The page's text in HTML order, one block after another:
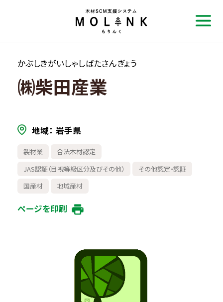
かぶしきがいしゃしばたさんぎょう
㈱柴田産業
地域 岩手県
製材業
合法木材認定
JAS認証（目視等級区分及びその他）
その他認定・認証
国産材
地域産材
ページを印刷